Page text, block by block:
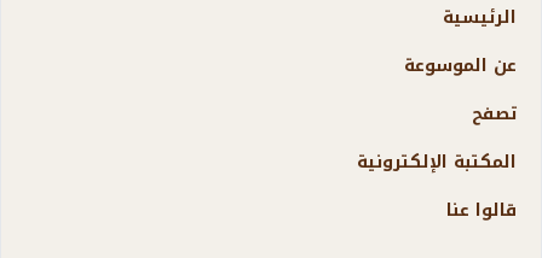
الرئيسية
عن الموسوعة
تصفح
المكتبة الإلكترونية
قالوا عنا